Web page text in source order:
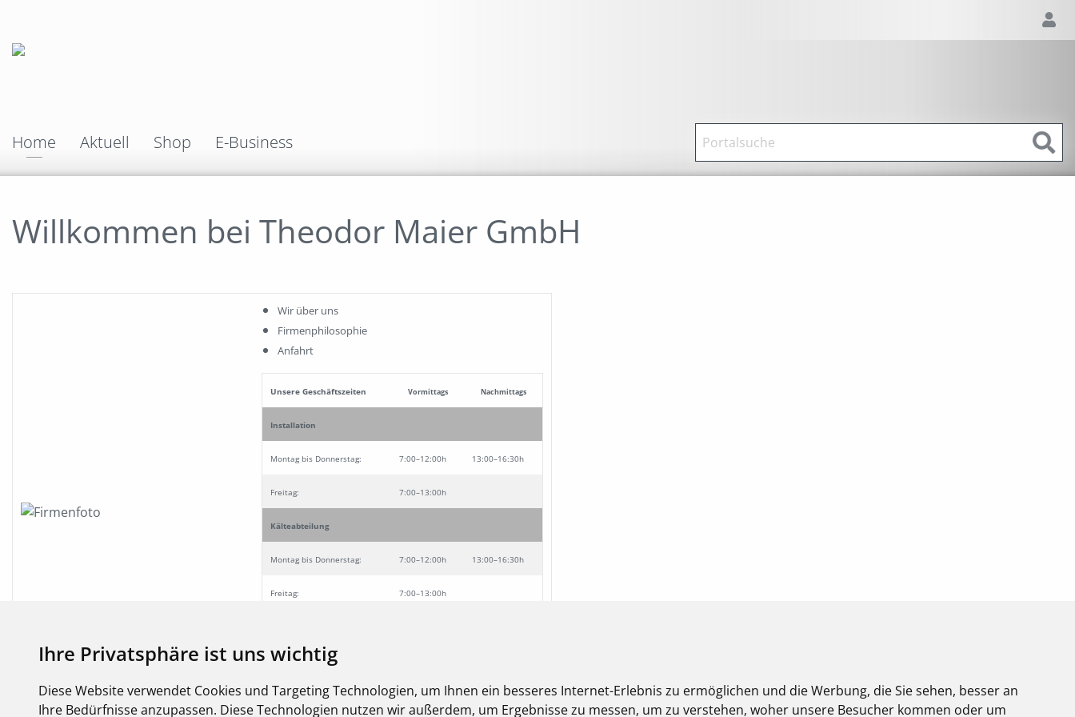
Ihre Privatsphäre ist uns wichtig
Diese Website verwendet Cookies und Targeting Technologien, um Ihnen ein besseres Internet-Erlebnis zu ermöglichen und die Werbung, die Sie sehen, besser an
Ihre Bedürfnisse anzupassen. Diese Technologien nutzen wir außerdem, um Ergebnisse zu messen, um zu verstehen, woher unsere Besucher kommen oder um
Home Aktuell Shop E-Business
Willkommen bei Theodor Maier GmbH
Wir über uns
Firmenphilosophie
Anfahrt
Unsere Geschäftszeiten Vormittags Nachmittags
Installation
Montag bis Donnerstag: 7:00–12:00h 13:00–16:30h
Freitag: 7:00–13:00h
Kälteabteilung
Montag bis Donnerstag: 7:00–12:00h 13:00–16:30h
Freitag: 7:00–13:00h
Montag bis Donnerstag:
Freitag: 7:00–13:00h